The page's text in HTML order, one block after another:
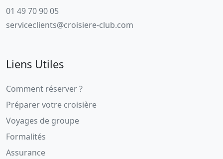
01 49 70 90 05
serviceclients@croisiere-club.com
Liens Utiles
Comment réserver ?
Préparer votre croisière
Voyages de groupe
Formalités
Assurance